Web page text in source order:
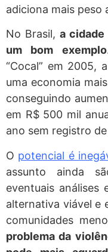
adiciona mais peso
No Brasil, a cidade
um bom exemplo
“Cocal” em 2005,
uma economia
conseguindo
em R$ 500 mil
ano sem registro
O potencial é
assunto ainda
eventuais análises
alternativa viável e
comunidades
problema da